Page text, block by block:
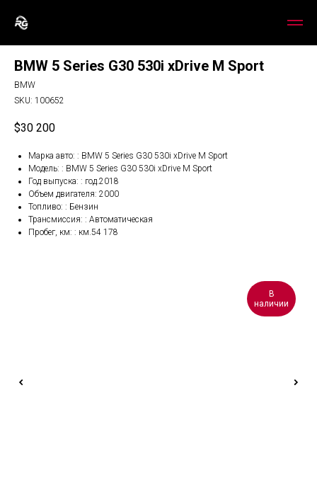
BMW 5 Series G30 530i xDrive M Sport
BMW
SKU: 100652
$30 200
Марка авто: : BMW 5 Series G30 530i xDrive M Sport
Модель: : BMW 5 Series G30 530i xDrive M Sport
Год выпуска: : год.2018
Объем двигателя: 2000
Топливо: : Бензин
Трансмиссия: : Автоматическая
Пробег, км: : км.54 178
В
наличии